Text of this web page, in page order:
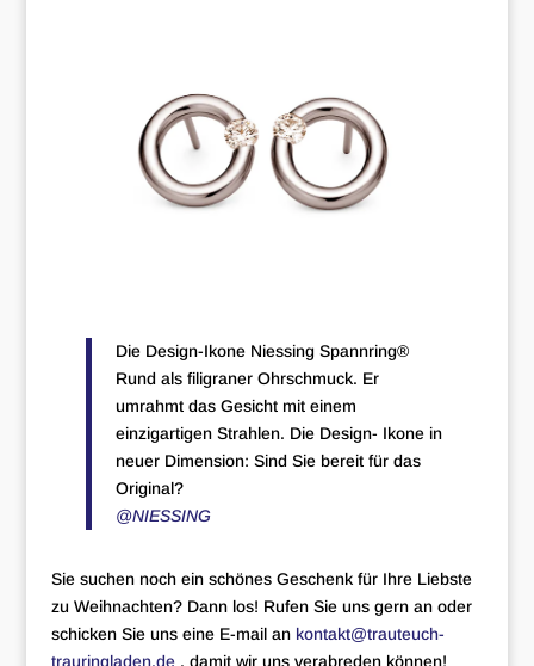
Die Design-Ikone Niessing Spannring®
Rund als filigraner Ohrschmuck. Er
umrahmt das Gesicht mit einem
einzigartigen Strahlen. Die Design- Ikone in
neuer Dimension: Sind Sie bereit für das
Original?
@NIESSING
Sie suchen noch ein schönes Geschenk für Ihre Liebste
zu Weihnachten? Dann los! Rufen Sie uns gern an oder
schicken Sie uns eine E-mail an kontakt@trauteuch-
trauringladen.de, damit wir uns verabreden können!